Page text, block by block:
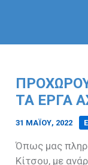
ΤΑ ΈΡΓΑ
31 ΜΑΪ́ΟΥ, 2022
Όπως μας
Κίτσου, με